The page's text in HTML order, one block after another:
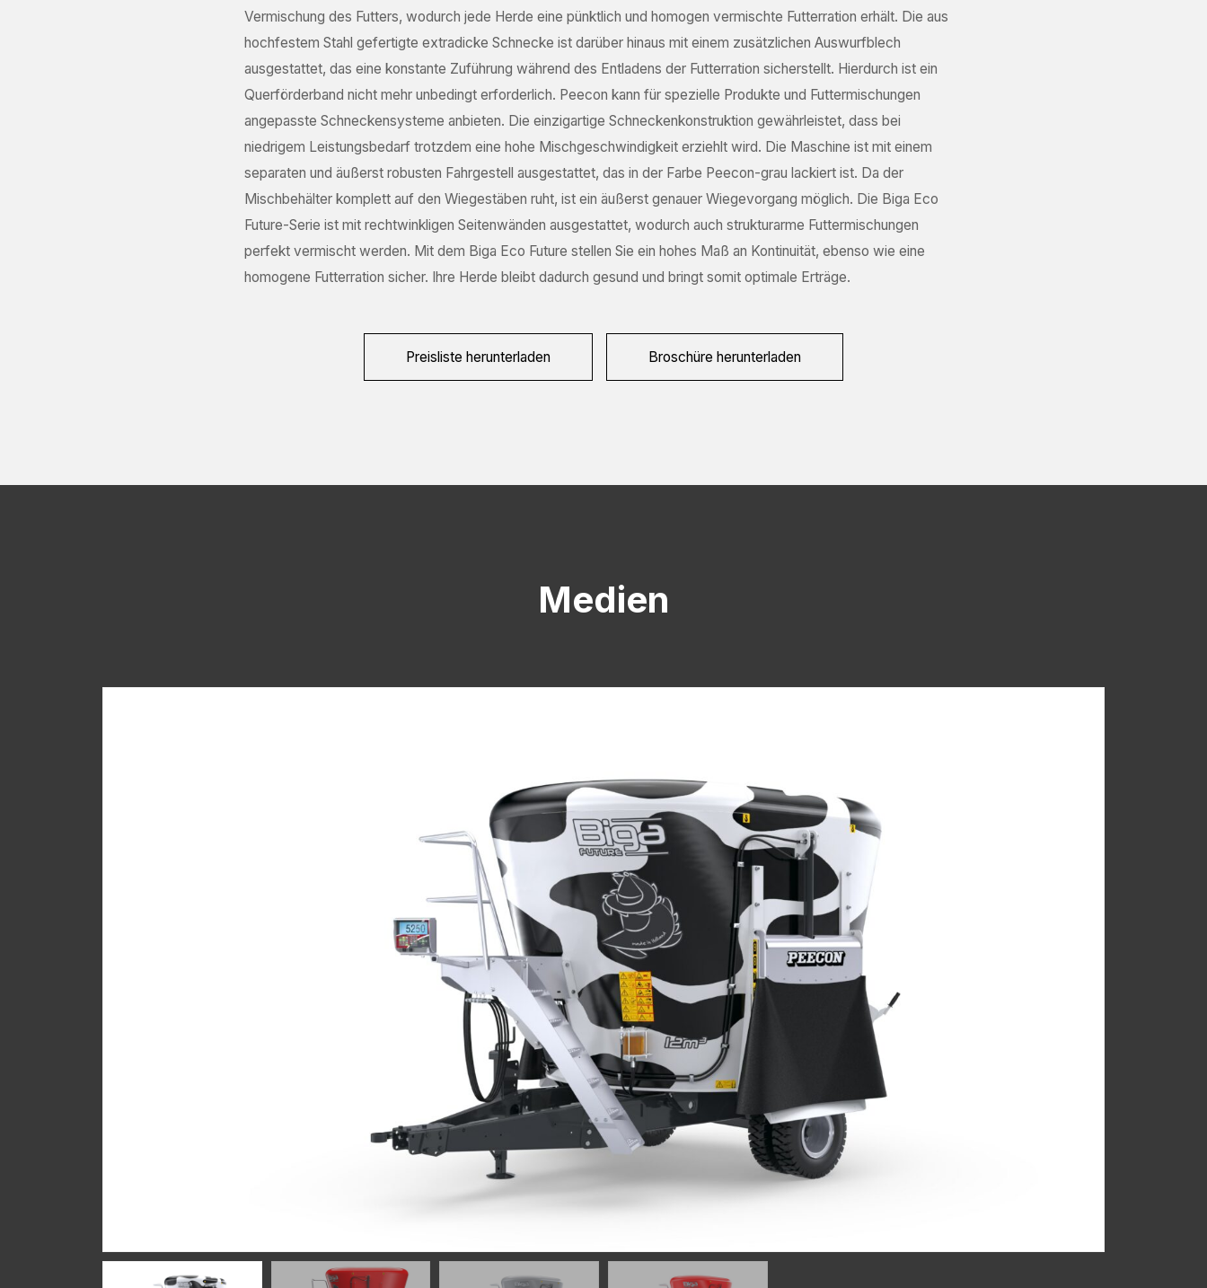
Vermischung des Futters, wodurch jede Herde eine pünktlich und homogen vermischte Futterration erhält. Die aus
hochfestem Stahl gefertigte extradicke Schnecke ist darüber hinaus mit einem zusätzlichen Auswurfblech
ausgestattet, das eine konstante Zuführung während des Entladens der Futterration sicherstellt. Hierdurch ist ein
Querförderband nicht mehr unbedingt erforderlich. Peecon kann für spezielle Produkte und Futtermischungen
angepasste Schneckensysteme anbieten. Die einzigartige Schneckenkonstruktion gewährleistet, dass bei
niedrigem Leistungsbedarf trotzdem eine hohe Mischgeschwindigkeit erziehlt wird. Die Maschine ist mit einem
separaten und äußerst robusten Fahrgestell ausgestattet, das in der Farbe Peecon-grau lackiert ist. Da der
Mischbehälter komplett auf den Wiegestäben ruht, ist ein äußerst genauer Wiegevorgang möglich. Die Biga Eco
Future-Serie ist mit rechtwinkligen Seitenwänden ausgestattet, wodurch auch strukturarme Futtermischungen
perfekt vermischt werden. Mit dem Biga Eco Future stellen Sie ein hohes Maß an Kontinuität, ebenso wie eine
homogene Futterration sicher. Ihre Herde bleibt dadurch gesund und bringt somit optimale Erträge.
Preisliste herunterladen Broschüre herunterladen
Medien
Adresse
(Required)
Telefon
(Required)
Land
(Required)
Woonplaats
(Required)
Vraag